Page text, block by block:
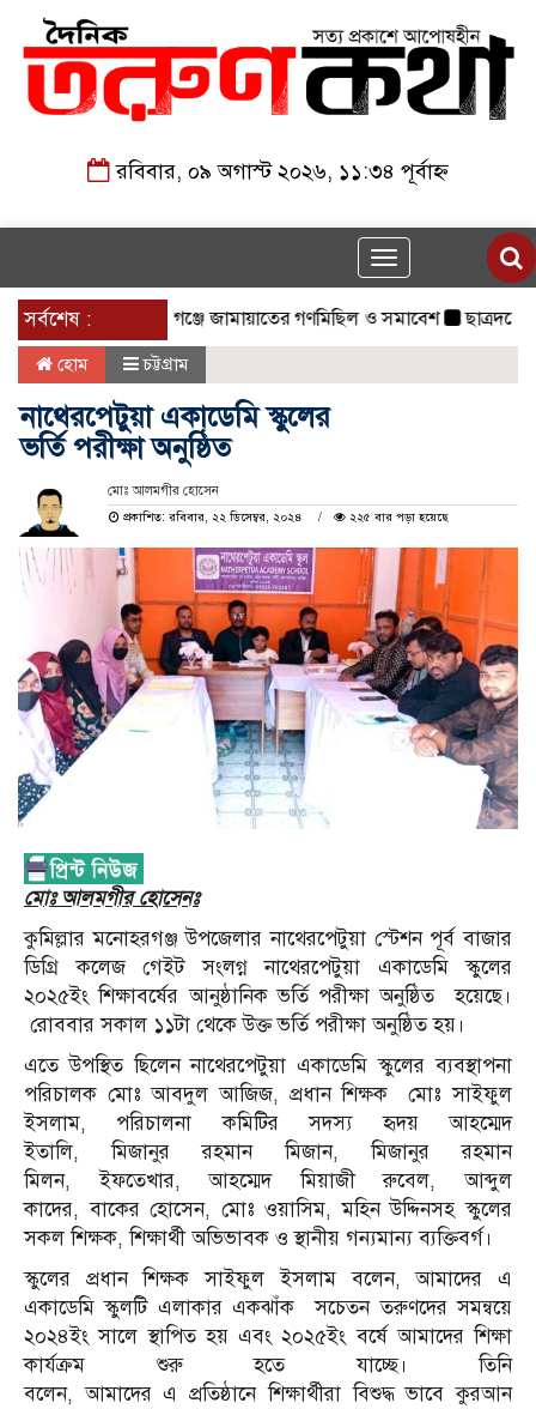
রবিবার, ০৯ অগাস্ট ২০২৬, ১১:৩৪ পূর্বাহ্ন
Toggle
navigation
সর্বশেষ :
দাবিতে মনোহরগঞ্জে জামায়াতের গণমিছিল ও সমাবেশ ছাত্রদলের
হোম চট্টগ্রাম
নাথেরপেটুয়া একাডেমি স্কুলের
ভর্তি পরীক্ষা অনুষ্ঠিত
মোঃ আলমগীর হোসেন
প্রকাশিত: রবিবার, ২২ ডিসেম্বর, ২০২৪
২২৫ বার পড়া হয়েছে
মোঃ আলমগীর হোসেনঃ
কুমিল্লার মনোহরগঞ্জ উপজেলার নাথেরপেটুয়া স্টেশন পূর্ব বাজার
ডিগ্রি কলেজ গেইট সংলগ্ন নাথেরপেটুয়া একাডেমি স্কুলের
২০২৫ইং শিক্ষাবর্ষের আনুষ্ঠানিক ভর্তি পরীক্ষা অনুষ্ঠিত হয়েছে।
রোববার সকাল ১১টা থেকে উক্ত ভর্তি পরীক্ষা অনুষ্ঠিত হয়।
এতে উপস্থিত ছিলেন নাথেরপেটুয়া একাডেমি স্কুলের ব্যবস্থাপনা
পরিচালক মোঃ আবদুল আজিজ, প্রধান শিক্ষক মোঃ সাইফুল
ইসলাম, পরিচালনা কমিটির সদস্য হৃদয় আহম্মেদ
ইতালি, মিজানুর রহমান মিজান, মিজানুর রহমান
মিলন, ইফতেখার, আহম্মেদ মিয়াজী রুবেল, আব্দুল
কাদের, বাকের হোসেন, মোঃ ওয়াসিম, মহিন উদ্দিনসহ স্কুলের
সকল শিক্ষক, শিক্ষার্থী অভিভাবক ও স্থানীয় গন্যমান্য ব্যক্তিবর্গ।
স্কুলের প্রধান শিক্ষক সাইফুল ইসলাম বলেন, আমাদের এ
একাডেমি স্কুলটি এলাকার একঝাঁক সচেতন তরুণদের সমন্বয়ে
২০২৪ইং সালে স্থাপিত হয় এবং ২০২৫ইং বর্ষে আমাদের শিক্ষা
কার্যক্রম শুরু হতে যাচ্ছে। তিনি
বলেন, আমাদের এ প্রতিষ্ঠানে শিক্ষার্থীরা বিশুদ্ধ ভাবে কুরআন